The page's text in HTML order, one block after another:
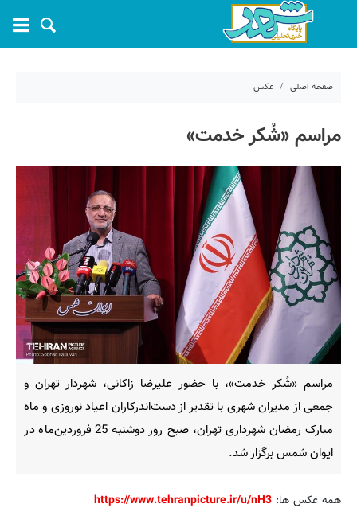
صفحه اصلی عکس
کد مطلب:67138
مراسم «شُکر خدمت»
مراسم «شُکر خدمت»، با حضور علیرضا زاکانی، شهردار تهران و
جمعی از مدیران شهری با تقدیر از دست‌اندرکاران اعیاد نوروزی و ماه
مبارک رمضان شهرداری تهران، صبح روز دوشنبه 25 فروردین‌ماه در
ایوان شمس برگزار شد.
همه عکس ها: https://www.tehranpicture.ir/u/nH3